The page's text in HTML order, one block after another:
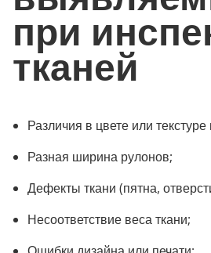
при
тканей
Различия в цвете или
Разная ширина рулонов;
Дефекты ткани (пятна,
Несоответствие веса ткани;